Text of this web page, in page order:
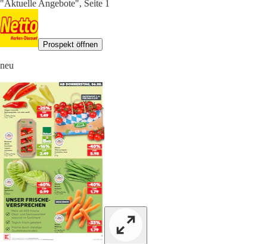
"Aktuelle Angebote", Seite 1
Prospekt öffnen
neu